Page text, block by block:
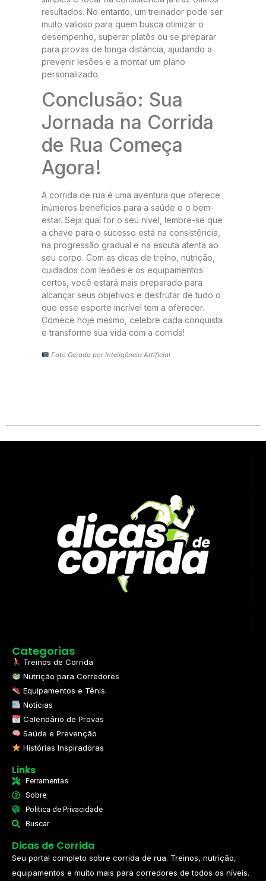
resultados. No entanto, um treinador pode ser
muito valioso para quem busca otimizar o
desempenho, superar platôs ou se preparar
para provas de longa distância, ajudando a
prevenir lesões e a montar um plano
personalizado.
Conclusão: Sua
Jornada na Corrida
de Rua Começa
Agora!
A corrida de rua é uma aventura que oferece
inúmeros benefícios para a saúde e o bem-
estar. Seja qual for o seu nível, lembre-se que
a chave para o sucesso está na consistência,
na progressão gradual e na escuta atenta ao
seu corpo. Com as dicas de treino, nutrição,
cuidados com lesões e os equipamentos
certos, você estará mais preparado para
alcançar seus objetivos e desfrutar de tudo o
que esse esporte incrível tem a oferecer.
Comece hoje mesmo, celebre cada conquista
e transforme sua vida com a corrida!
Foto Gerada por Inteligência Artificial
Categorias
Treinos de Corrida
Nutrição para Corredores
Equipamentos e Tênis
Notícias
Calendário de Provas
Saúde e Prevenção
Histórias Inspiradoras
Links
Ferramentas
Sobre
Politica de Privacidade
Buscar
Dicas de Corrida
Seu portal completo sobre corrida de rua. Treinos, nutrição,
equipamentos e muito mais para corredores de todos os níveis.​